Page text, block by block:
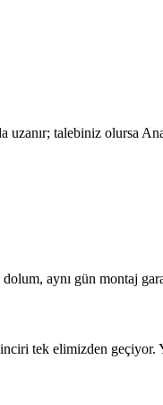
talebiniz olursa
aynı gün montaj
tek elimizden